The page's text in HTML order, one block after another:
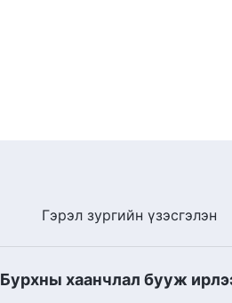
Гэрэл зургийн үзэсгэлэн
Бурхны хаанчлал бууж